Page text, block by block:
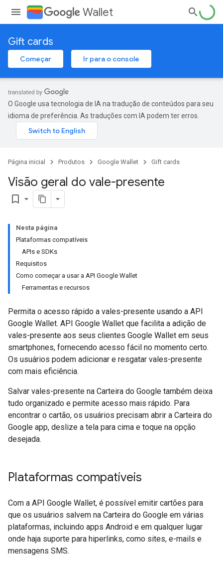
Wallet
Gift cards
Começar Ir para o console
O Google usa tecnologia de IA na tradução de conteúdos para seu
idioma de preferência. As traduções com IA podem ter erros.
Página inicial Produtos Google Wallet Gift cards
Visão geral do vale-presente
bookmark_border
Nesta página
Plataformas compatíveis
APIs e SDKs
Requisitos
Como começar a usar a API Google Wallet
Ferramentas e recursos
Permita o acesso rápido a vales-presente usando a API
Google Wallet. API Google Wallet que facilita a adição de
vales-presente aos seus clientes Google Wallet em seus
smartphones, fornecendo acesso fácil no momento certo.
Os usuários podem adicionar e resgatar vales-presente
com mais eficiência.
Salvar vales-presente na Carteira do Google também deixa
tudo organizado e permite acesso mais rápido. Para
encontrar o cartão, os usuários precisam abrir a Carteira do
Google app, deslize a tela para cima e toque na opção
desejada.
Plataformas compatíveis
Com a API Google Wallet, é possível emitir cartões para
que os usuários salvem na Carteira do Google em várias
plataformas, incluindo apps Android e em qualquer lugar
onde haja suporte para hiperlinks, como sites, e-mails e
mensagens SMS.